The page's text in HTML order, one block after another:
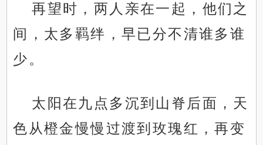
再望时，两人亲在一起，他们之
间，太多羁绊，早已分不清谁多谁
少。
太阳在九点多沉到山脊后面，天
色从橙金慢慢过渡到玫瑰红，再变